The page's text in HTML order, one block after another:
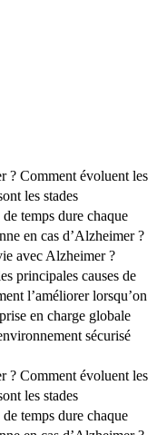
? Comment évoluent les
les stades
temps dure chaque
en cas d’Alzheimer ?
avec Alzheimer ?
principales causes de
l’améliorer lorsqu’on
en charge globale
sécurisé
? Comment évoluent les
les stades
temps dure chaque